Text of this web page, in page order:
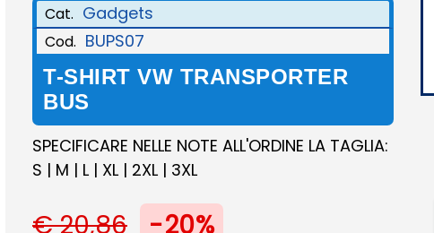
Cat. Gadgets
Cod. BUPS07
T-SHIRT VW TRANSPORTER
BUS
SPECIFICARE NELLE NOTE ALL'ORDINE LA TAGLIA:
S | M | L | XL | 2XL | 3XL
€ 20,86 -20%